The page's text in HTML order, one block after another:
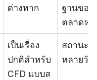
ต่างหาก
ฐานของ
ตลาดห
เป็นเรื่อง
ปกติสำหรับ
CFD แบบส
สถานะ
หลายวัน